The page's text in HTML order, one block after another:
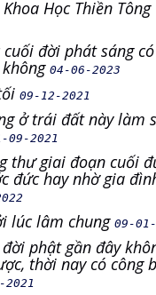
Học Thiền
cuối đời phát sáng
04-06-2023
09-12-2021
ở trái đất này làm
09-2021
thư giai đoạn cuối
đức hay nhờ gia
lúc lâm chung 09-
phật gần đây
thời nay có công
2021